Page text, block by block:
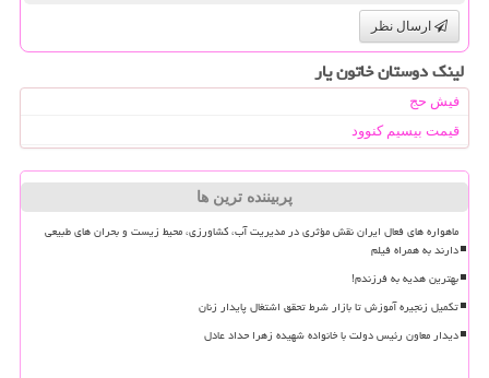
ارسال نظر
لینک دوستان خاتون یار
فیش حج
قیمت بیسیم کنوود
پربیننده ترین ها
ماهواره های فعال ایران نقش مؤثری در مدیریت آب، کشاورزی، محیط زیست و بحران های طبیعی
دارند به همراه فیلم
بهترین هدیه به فرزندم!
تکمیل زنجیره آموزش تا بازار شرط تحقق اشتغال پایدار زنان
دیدار معاون رئیس دولت با خانواده شهیده زهرا حداد عادل